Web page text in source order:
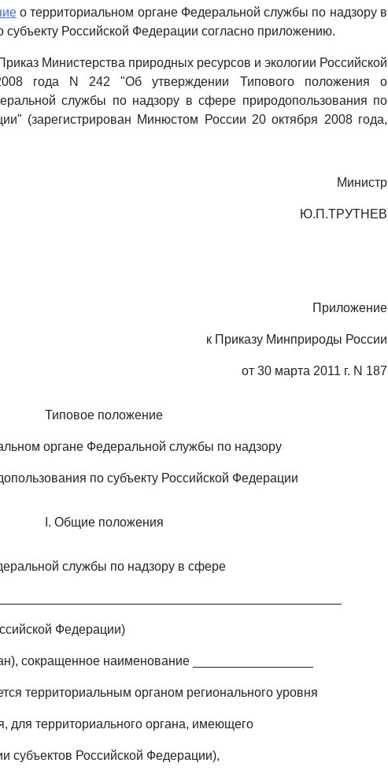
о территориальном органе Федеральной службы по надзору в
Российской Федерации согласно приложению.
Министерства природных ресурсов и экологии Российской
года N 242 "Об утверждении Типового положения о
службы по надзору в сфере природопользования по
(зарегистрирован Минюстом России 20 октября 2008 года,
Министр
Ю.П.ТРУТНЕВ
Приложение
к Приказу Минприроды России
от 30 марта 2011 г. N 187
Типовое положение
органе Федеральной службы по надзору
по субъекту Российской Федерации
I. Общие положения
службы по надзору в сфере
Федерации)
сокращенное наименование _________________
территориальным органом регионального уровня
для территориального органа, имеющего
субъектов Российской Федерации),